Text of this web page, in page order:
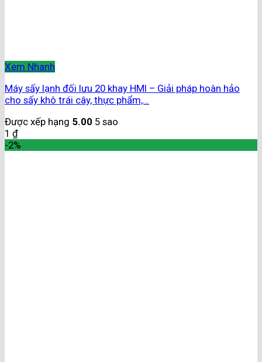
Xem Nhanh
Máy sấy lạnh đối lưu 20 khay HMI – Giải pháp hoàn hảo
cho sấy khô trái cây, thực phẩm,…
Được xếp hạng 5.00 5 sao
1 ₫
-2%